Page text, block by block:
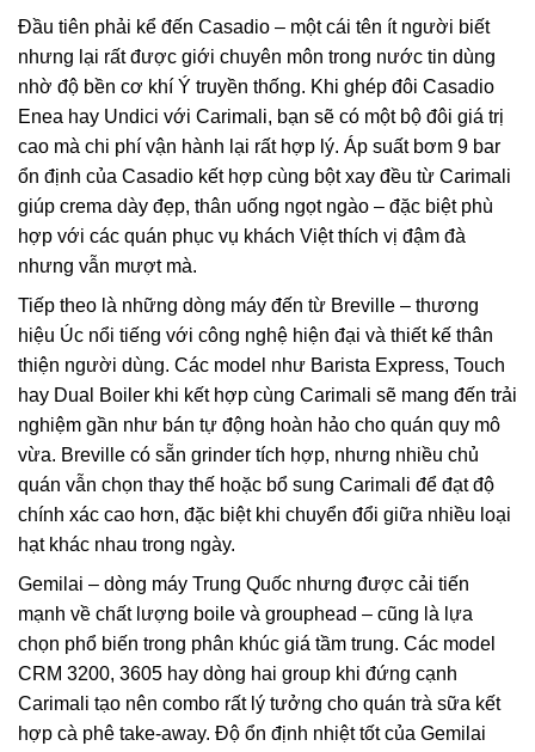
Đầu tiên phải kể đến Casadio – một cái tên ít người biết
nhưng lại rất được giới chuyên môn trong nước tin dùng
nhờ độ bền cơ khí Ý truyền thống. Khi ghép đôi Casadio
Enea hay Undici với Carimali, bạn sẽ có một bộ đôi giá trị
cao mà chi phí vận hành lại rất hợp lý. Áp suất bơm 9 bar
ổn định của Casadio kết hợp cùng bột xay đều từ Carimali
giúp crema dày đẹp, thân uống ngọt ngào – đặc biệt phù
hợp với các quán phục vụ khách Việt thích vị đậm đà
nhưng vẫn mượt mà.
Tiếp theo là những dòng máy đến từ Breville – thương
hiệu Úc nổi tiếng với công nghệ hiện đại và thiết kế thân
thiện người dùng. Các model như Barista Express, Touch
hay Dual Boiler khi kết hợp cùng Carimali sẽ mang đến trải
nghiệm gần như bán tự động hoàn hảo cho quán quy mô
vừa. Breville có sẵn grinder tích hợp, nhưng nhiều chủ
quán vẫn chọn thay thế hoặc bổ sung Carimali để đạt độ
chính xác cao hơn, đặc biệt khi chuyển đổi giữa nhiều loại
hạt khác nhau trong ngày.
Gemilai – dòng máy Trung Quốc nhưng được cải tiến
mạnh về chất lượng boile và grouphead – cũng là lựa
chọn phổ biến trong phân khúc giá tầm trung. Các model
CRM 3200, 3605 hay dòng hai group khi đứng cạnh
Carimali tạo nên combo rất lý tưởng cho quán trà sữa kết
hợp cà phê take-away. Độ ổn định nhiệt tốt của Gemilai